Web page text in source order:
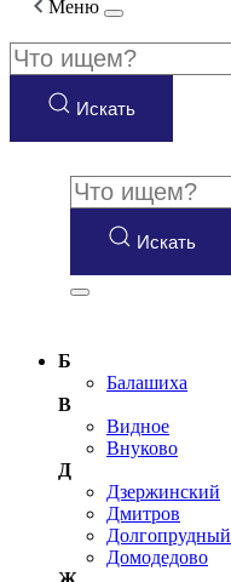
Меню
Искать
Искать
Б
Балашиха
В
Видное
Внуково
Д
Дзержинский
Дмитров
Долгопрудный
Домодедово